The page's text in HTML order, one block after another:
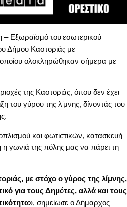
– Εξωραϊσμό του εσωτερικού
Δήμου Καστοριάς με
ολοκληρώθηκαν σήμερα με
της Καστοριάς, όπου δεν έχει
του γύρου της λίμνης, δίνοντάς του
και φωτιστικών, κατασκευή
η γωνιά της πόλης μας να πάρει τη
με στόχο ο γύρος της λίμνης,
για τους Δημότες, αλλά και τους
», σημείωσε ο Δήμαρχος